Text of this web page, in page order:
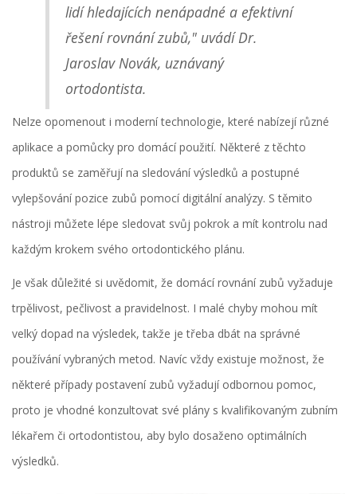
lidí hledajících nenápadné a efektivní
řešení rovnání zubů," uvádí Dr.
Jaroslav Novák, uznávaný
ortodontista.
Nelze opomenout i moderní technologie, které nabízejí různé
aplikace a pomůcky pro domácí použití. Některé z těchto
produktů se zaměřují na sledování výsledků a postupné
vylepšování pozice zubů pomocí digitální analýzy. S těmito
nástroji můžete lépe sledovat svůj pokrok a mít kontrolu nad
každým krokem svého ortodontického plánu.
Je však důležité si uvědomit, že domácí rovnání zubů vyžaduje
trpělivost, pečlivost a pravidelnost. I malé chyby mohou mít
velký dopad na výsledek, takže je třeba dbát na správné
používání vybraných metod. Navíc vždy existuje možnost, že
některé případy postavení zubů vyžadují odbornou pomoc,
proto je vhodné konzultovat své plány s kvalifikovaným zubním
lékařem či ortodontistou, aby bylo dosaženo optimálních
výsledků.